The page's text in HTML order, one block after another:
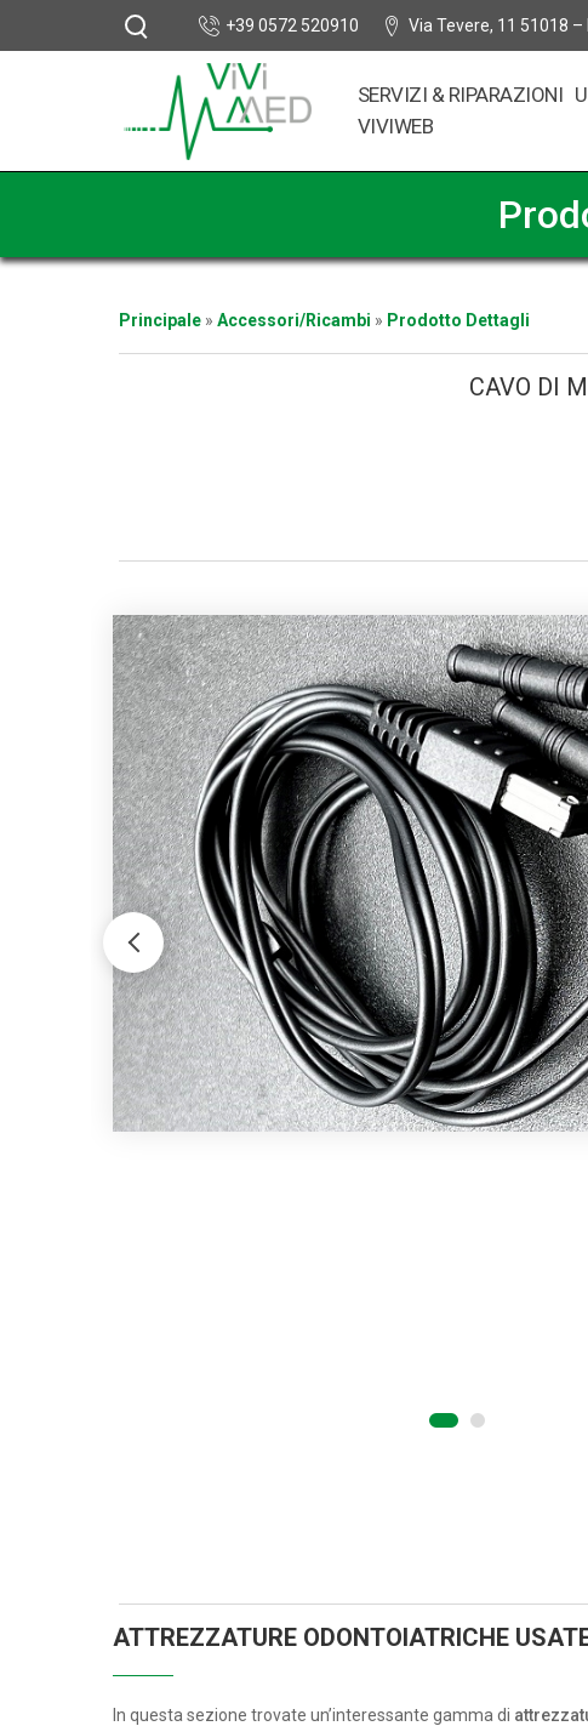
+39 0572 520910 Via Tevere, 11 51018
SERVIZI & RIPARAZIONI
VIVIWEB
Principale» Accessori/Ricambi » Prodotto Dettagli
CAVO DI
ATTREZZATURE ODONTOIATRICHE
In questa sezione trovate un’interessante gamma di